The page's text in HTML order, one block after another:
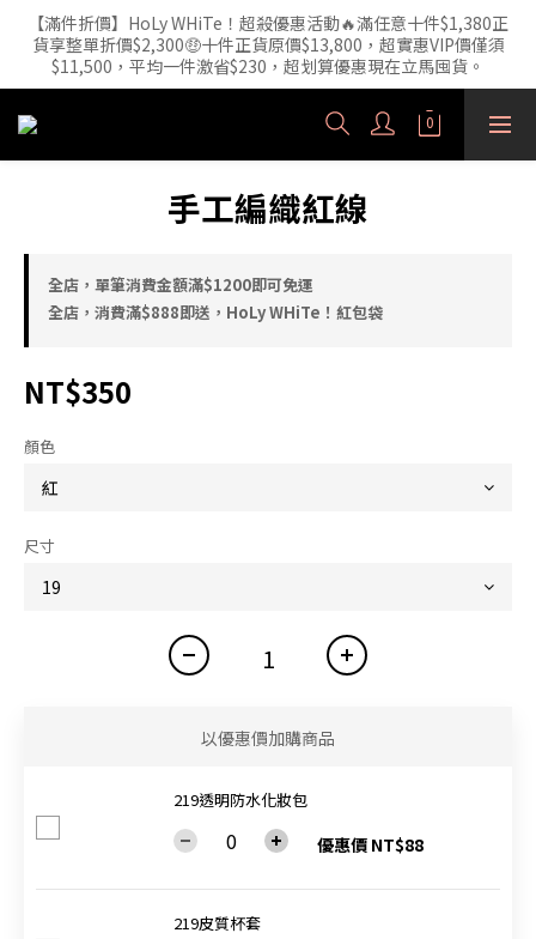
【外泌體精華液】新品正裝精華液🔥 3年研發・人體實驗證實，每
1ml 含6.52億顆外泌體（精準180nm）高效直達肌底
【滿件折價】HoLy WHiTe！超殺優惠活動🔥滿任意十件$1,380正
貨享整單折價$2,300🤑十件正貨原價$13,800，超實惠VIP價僅須
$11,500，平均一件激省$230，超划算優惠現在立馬囤貨。
HoLy WHiTe 新品 【激活新生精華水120mL】 重磅上市! 【長效保
【外泌體精華液】新品正裝精華液🔥 3年研發・人體實驗證實，每
手工編織紅線
全店，單筆消費金額滿$1200即可免運
全店，消費滿$888即送，HoLy WHiTe！紅包袋
NT$350
顏色
尺寸
以優惠價加購商品
219透明防水化妝包
優惠價 NT$88
219皮質杯套